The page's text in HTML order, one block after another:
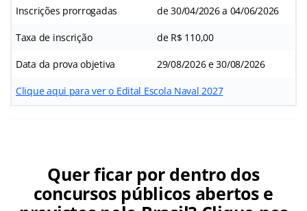
Inscrições prorrogadas de 30/04/2026 a 04/06/2026
Taxa de inscrição de R$ 110,00
Data da prova objetiva 29/08/2026 e 30/08/2026
Clique aqui para ver o Edital Escola Naval 2027
Quer ficar por dentro dos
concursos públicos abertos e